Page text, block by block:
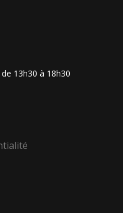
13h30 à 18h30